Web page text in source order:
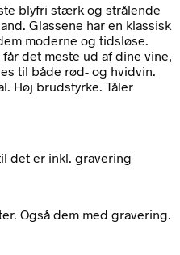
blyfri stærk og strålende
Glassene har en klassisk
moderne og tidsløse.
det meste ud af dine vine,
til både rød- og hvidvin.
Høj brudstyrke. Tåler
det er inkl. gravering
Også dem med gravering.